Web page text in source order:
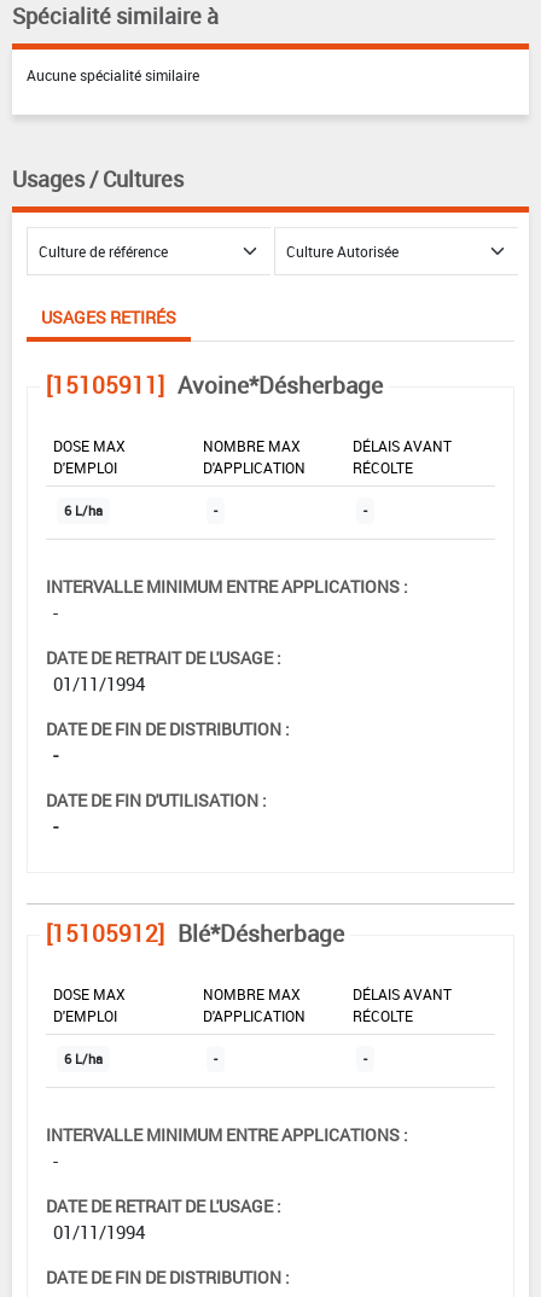
Spécialité similaire à
Aucune spécialité similaire
Usages / Cultures
USAGES RETIRÉS
[15105911] Avoine*Désherbage
DOSE MAX
D'EMPLOI
NOMBRE MAX
D'APPLICATION
DÉLAIS AVANT
RÉCOLTE
6 L/ha - -
INTERVALLE MINIMUM ENTRE APPLICATIONS :
-
DATE DE RETRAIT DE L'USAGE :
01/11/1994
DATE DE FIN DE DISTRIBUTION :
-
DATE DE FIN D'UTILISATION :
-
[15105912] Blé*Désherbage
DOSE MAX
D'EMPLOI
NOMBRE MAX
D'APPLICATION
DÉLAIS AVANT
RÉCOLTE
6 L/ha - -
INTERVALLE MINIMUM ENTRE APPLICATIONS :
-
DATE DE RETRAIT DE L'USAGE :
01/11/1994
DATE DE FIN DE DISTRIBUTION :